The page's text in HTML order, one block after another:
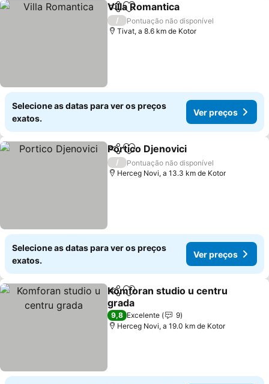
PartilharAdicionar aos favoritos
Villa Romantica
/
Pontuação não disponível
Tivat, a 8.6 km de Kotor
Selecione as datas para ver os preços
exatos.
Ver preços
PartilharAdicionar aos favoritos
Portico Djenovici
/
Pontuação não disponível
Herceg Novi, a 13.3 km de Kotor
Selecione as datas para ver os preços
exatos.
Ver preços
PartilharAdicionar aos favoritos
Komforan studio u centru
grada
9,8 Excelente
9
Herceg Novi, a 19.0 km de Kotor